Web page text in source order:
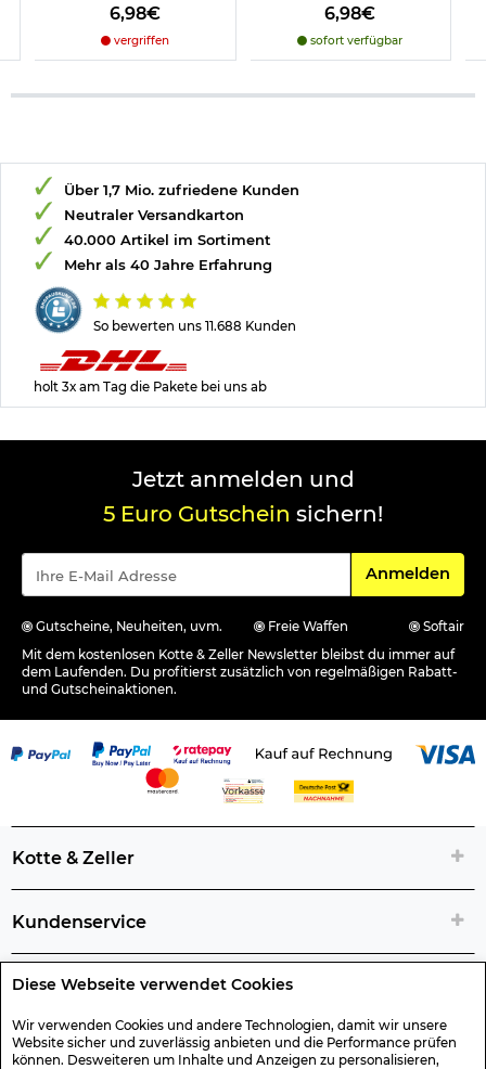
Diese Webseite verwendet Cookies
Wir verwenden Cookies und andere Technologien, damit wir unsere
Website sicher und zuverlässig anbieten und die Performance prüfen
können. Desweiteren um Inhalte und Anzeigen zu personalisieren,
6,98€
vergriffen
6,98€
sofort verfügbar
So bewerten uns 11.688 Kunden
Über 1,7 Mio. zufriedene Kunden
Neutraler Versandkarton
40.000 Artikel im Sortiment
Mehr als 40 Jahre Erfahrung
holt 3x am Tag die Pakete bei uns ab
Jetzt anmelden und
5 Euro Gutschein sichern!
Für den
Anmelden
Gutscheine, Neuheiten, uvm. Freie Waffen
Softair
Mit dem kostenlosen Kotte & Zeller Newsletter bleibst du immer auf
dem Laufenden. Du profitierst zusätzlich von regelmäßigen Rabatt-
und Gutscheinaktionen.
Kotte & Zeller
Kundenservice
Rechtliche Artikelinfos
Geschenk-Gutscheine